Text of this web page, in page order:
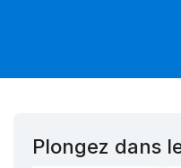
Plongez dans